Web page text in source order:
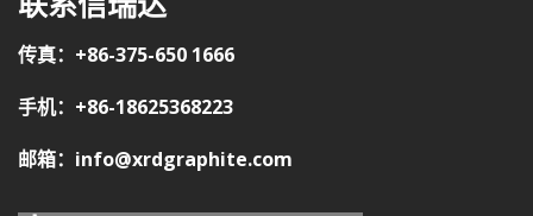
联系信瑞达
传真：+86-375-650 1666
手机：+86-18625368223
邮箱：info@xrdgraphite.com